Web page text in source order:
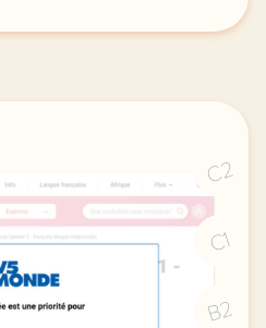
de cours avec la
C2
C1
B2